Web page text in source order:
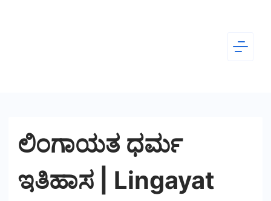
Kannada
ಲಿಂಗಾಯತ ಧರ್ಮ
ಇತಿಹಾಸ | Lingayat